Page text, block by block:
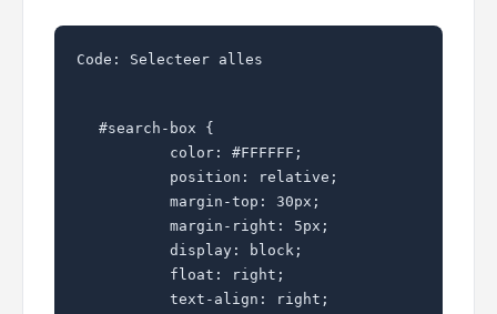
Code: Selecteer alles
#search-box {